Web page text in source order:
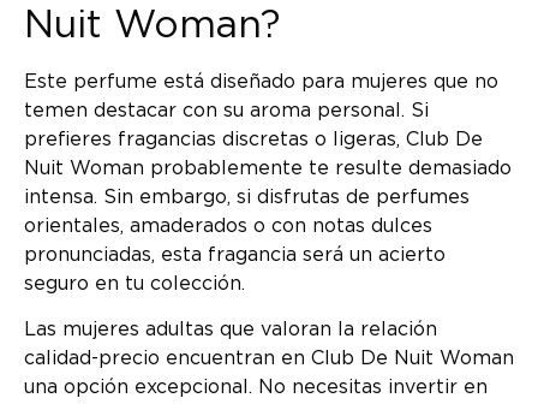
Nuit Woman?
Este perfume está diseñado para mujeres que no
temen destacar con su aroma personal. Si
prefieres fragancias discretas o ligeras, Club De
Nuit Woman probablemente te resulte demasiado
intensa. Sin embargo, si disfrutas de perfumes
orientales, amaderados o con notas dulces
pronunciadas, esta fragancia será un acierto
seguro en tu colección.
Las mujeres adultas que valoran la relación
calidad-precio encuentran en Club De Nuit Woman
una opción excepcional. No necesitas invertir en